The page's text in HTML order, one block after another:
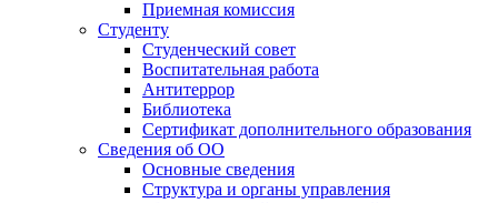
Приемная комиссия
Студенту
Студенческий совет
Воспитательная работа
Антитеррор
Библиотека
Сертификат дополнительного образования
Сведения об ОО
Основные сведения
Структура и органы управления